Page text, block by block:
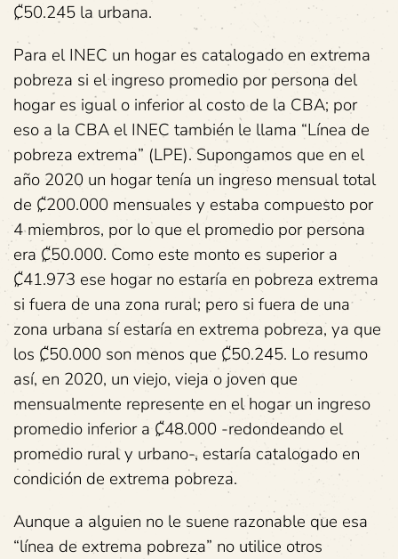
₡50.245 la urbana.
Para el INEC un hogar es catalogado en extrema
pobreza si el ingreso promedio por persona del
hogar es igual o inferior al costo de la CBA; por
eso a la CBA el INEC también le llama “Línea de
pobreza extrema” (LPE). Supongamos que en el
año 2020 un hogar tenía un ingreso mensual total
de ₡200.000 mensuales y estaba compuesto por
4 miembros, por lo que el promedio por persona
era ₡50.000. Como este monto es superior a
₡41.973 ese hogar no estaría en pobreza extrema
si fuera de una zona rural; pero si fuera de una
zona urbana sí estaría en extrema pobreza, ya que
los ₡50.000 son menos que ₡50.245. Lo resumo
así, en 2020, un viejo, vieja o joven que
mensualmente represente en el hogar un ingreso
promedio inferior a ₡48.000 -redondeando el
promedio rural y urbano-, estaría catalogado en
condición de extrema pobreza.
Aunque a alguien no le suene razonable que esa
“línea de extrema pobreza” no utilice otros